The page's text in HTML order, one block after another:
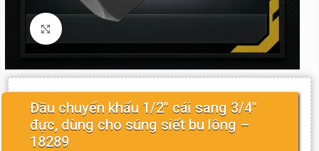
Click to enlarge
Đầu chuyển khẩu 1/2″ cái sang 3/4″
đực, dùng cho súng siết bu lông –
18289